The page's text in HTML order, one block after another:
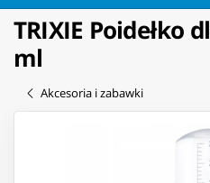
TRIXIE Poidełko
ml
Akcesoria i zabawki